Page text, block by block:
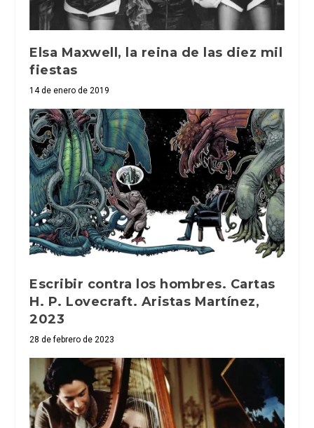
Elsa Maxwell, la reina de las diez mil
fiestas
14 de enero de 2019
Escribir contra los hombres. Cartas
H. P. Lovecraft. Aristas Martínez,
2023
28 de febrero de 2023